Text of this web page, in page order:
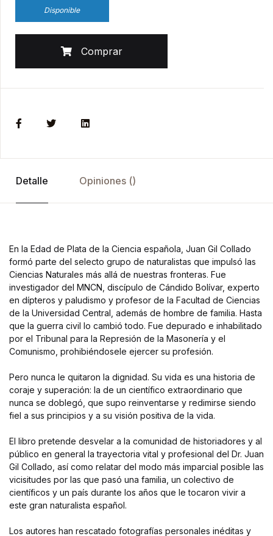
Disponible
Comprar
Detalle Opiniones ()
En la Edad de Plata de la Ciencia española, Juan Gil Collado
formó parte del selecto grupo de naturalistas que impulsó las
Ciencias Naturales más allá de nuestras fronteras. Fue
investigador del MNCN, discípulo de Cándido Bolívar, experto
en dípteros y paludismo y profesor de la Facultad de Ciencias
de la Universidad Central, además de hombre de familia. Hasta
que la guerra civil lo cambió todo. Fue depurado e inhabilitado
por el Tribunal para la Represión de la Masonería y el
Comunismo, prohibiéndosele ejercer su profesión.
Pero nunca le quitaron la dignidad. Su vida es una historia de
coraje y superación: la de un científico extraordinario que
nunca se doblegó, que supo reinventarse y redimirse siendo
fiel a sus principios y a su visión positiva de la vida.
El libro pretende desvelar a la comunidad de historiadores y al
público en general la trayectoria vital y profesional del Dr. Juan
Gil Collado, así como relatar del modo más imparcial posible las
vicisitudes por las que pasó una familia, un colectivo de
científicos y un país durante los años que le tocaron vivir a
este gran naturalista español.
Los autores han rescatado fotografías personales inéditas y